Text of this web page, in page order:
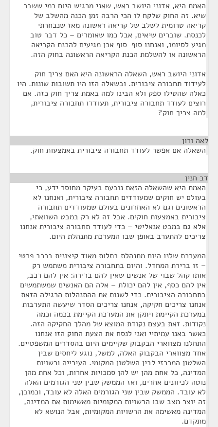
האמת היא, אדוני היושב ראש, שאני מרגיש היום כמי ששבר
שיא. זה החוק שלקח לו הכי הרבה זמן הכנה מהשלב של
קריאה טרומית לשלב של קריאה ראשונה מאז שנבחרתי
לכנסת. שוברים שיאים, אבל כמו שאומרים – כל דבר טוב
מגיע לסיומו, ואנחנו סוף-סוף אכן מגיעים להכנת הקריאה
הראשונה או להשלמת הכנת הקריאה הראשונה בחוק הזה.
אדוני היושב ראש, השאלה הראשונה היא האם צריך חוק
לעידוד תחבורה ציבורית. ובשאלה הזו היו תשובות שונות. היו
כאלה שהטילו ספק ולא הבינו למה באמת צריך חוק כזה. אם
רוצים לעודד תחבורה ציבורית, תעודדו תחבורה ציבורית,
למה צריך חוק?
לאה ורון
השאלה אם אפשר לעודד תחבורה ציבורית באמצעות חוק.
דב חנין
האמת היא שהשאלה הזאת נובעת בעיקר מחוסר ידע, כי
בעולם יש חוקים שמעודדים תחבורה ציבורית, ואנחנו לא
הראשונים וגם לא האחרונים בעולם שמעודדים תחבורה
ציבורית באמצעות חוקים. אבל זה לא רק במבט השוואתי,
אלא גם במבט אנאליטי – כדי לעודד תחבורה ציבורית אנחנו
צריכים להתערב באופן שבו המערכת מתנהלת היום.
המערכת שלנו היום מתנהלת בתלות מאוד קיצונית ברכב פרטי
– זו ברירת המחדל. והיום בתחבורה ציבורית משתמש רק
אותו קהל שבוי של אנשים שאין להם ברירה: אין להם רכב,
אין להם כסף, אין להם יכולת – אלה הם האנשים שמשתמשים
בתחבורה הציבורית. כדי לשנות את ההתנהלות הרגילה הזאת
אנחנו צריכים חקיקה, אנחנו צריכים הסדר שיעשה התערבות
במערכת הקיימת ויתקן את המערכת הקיימת בכמה וכמה
נקודות. זאת בעצם נקודת המוצא של מהלך החקיקה הזה.
כאשר באנו עמיתיי ואני לנסח את הצעת החוק הזו אנחנו
התחלנו מצווארי הבקבוק שקיימים היום בהסדרים המשפטיים.
אחד מצווארי הבקבוק האלה, למשל, נוגע ליחסים שבין
השלטון המרכזי לבין השלטון המקומי. העירייה ורשויות
המדינה, כל אחת מהן יש להן סמכויות אחרות, וכל אחת מהן
נוטה לכיוונים אחרים, ואז הממשק שבין שני הגורמים האלה
לא עובד. הממשק שבין שני הגורמים האלה לא עובד, וכמובן,
זה יוצר מצב שבו הרשויות המקומיות מאשימות את המדינה,
המדינה מאשימה את הרשויות המקומיות, אבל הנושא לא
מתקדם.